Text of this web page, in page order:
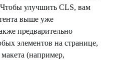
улучшить CLS, вам
выше уже
предварительно
элементов на странице,
(например,